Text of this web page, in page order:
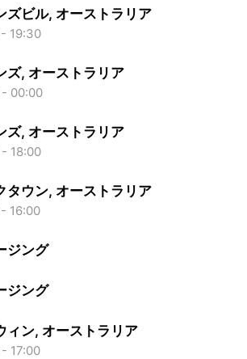
ズビル, オーストラリア
19:30
ズ, オーストラリア
00:00
ズ, オーストラリア
18:00
タウン, オーストラリア
16:00
ジング
ジング
ィン, オーストラリア
17:00